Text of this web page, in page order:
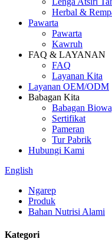
Herbal &
Pawarta
Pawarta
Kawruh
FAQ & LAYANAN
FAQ
Layanan Kita
Layanan OEM/ODM
Babagan Kita
Babagan
Sertifikat
Pameran
Tur Pabrik
Hubungi Kami
English
Ngarep
Produk
Bahan Nutrisi Alami
Kategori